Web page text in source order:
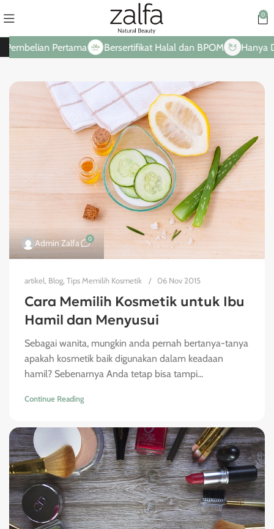
0
Bersertifikat Halal dan BPOM Hanya Dari Bahan-
Admin Zalfa 0
artikel, Blog, Tips Memilih Kosmetik 06 Nov 2015
Cara Memilih Kosmetik untuk Ibu
Hamil dan Menyusui
Sebagai wanita, mungkin anda pernah bertanya-tanya
apakah kosmetik baik digunakan dalam keadaan
hamil? Sebenarnya Anda tetap bisa tampi...
Continue Reading